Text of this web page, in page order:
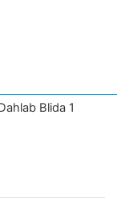
Blida 1